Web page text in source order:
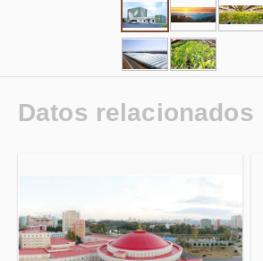
Datos relacionados